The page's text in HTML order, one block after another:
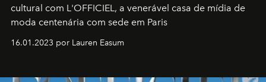
cultural com L'OFFICIEL, a venerável casa de mídia de
moda centenária com sede em Paris
16.01.2023 por Lauren Easum